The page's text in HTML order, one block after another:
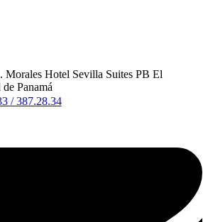
Morales Hotel Sevilla Suites PB El
Panamá
/ 387.28.34